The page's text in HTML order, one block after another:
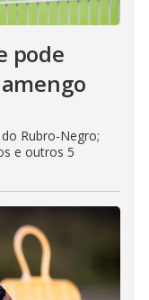
pode
Rubro-Negro;
e outros 5